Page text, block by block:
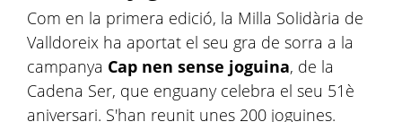
Com en la primera edició, la Milla Solidària de
Valldoreix ha aportat el seu gra de sorra a la
campanya Cap nen sense joguina, de la
Cadena Ser, que enguany celebra el seu 51è
aniversari. S'han reunit unes 200 joguines.